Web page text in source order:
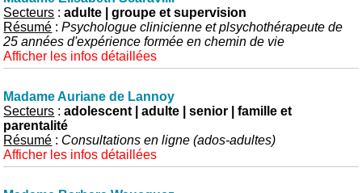
Secteurs :adulte | groupe et supervision
Résumé :Psychologue clinicienne et plsychothérapeute de
25 années d'expérience formée en chemin de vie
Afficher les infos détaillées
Madame Auriane de Lannoy
Secteurs :adolescent | adulte | senior | famille et
parentalité
Résumé : Consultations en ligne (ados-adultes)
Afficher les infos détaillées